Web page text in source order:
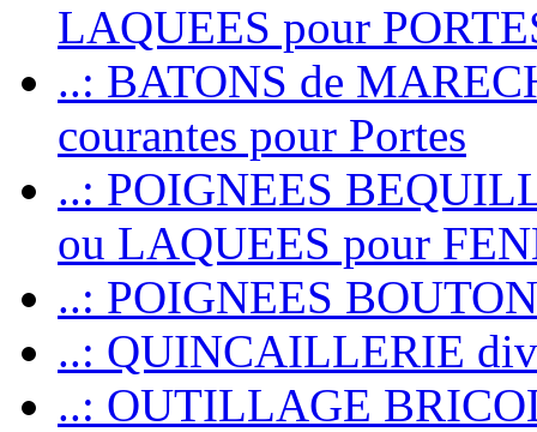
LAQUEES pour
..: BATONS de
courantes pour Portes
..: POIGNEES
ou LAQUEES pour
..: POIGNEES
..: QUINCAILLERIE
..: OUTILLAGE